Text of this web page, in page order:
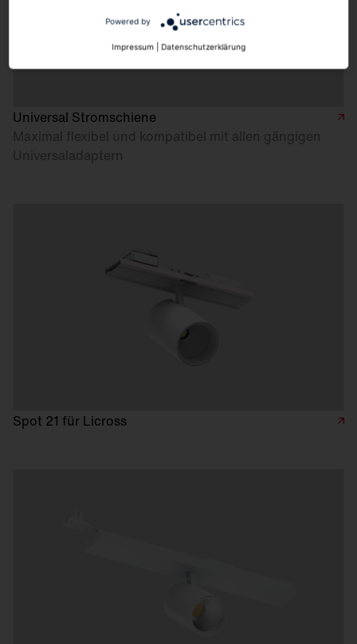
Universal Stromschiene
Maximal flexibel und kompatibel mit allen gängigen
Universaladaptern
Spot 21 für Licross
Powered by
Impressum Datenschutzerklärung